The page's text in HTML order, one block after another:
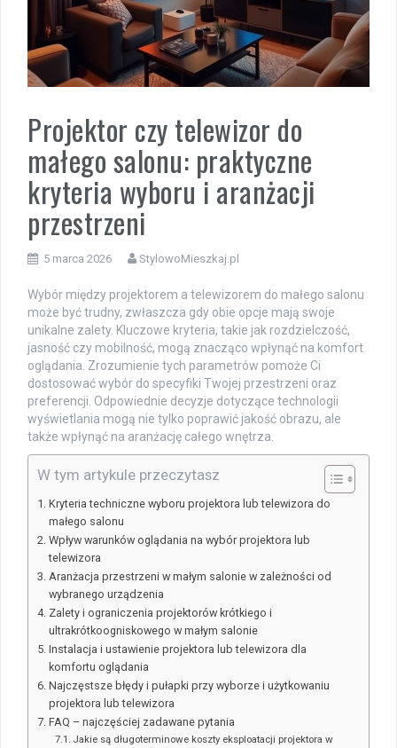
Projektor czy telewizor do
małego salonu: praktyczne
kryteria wyboru i aranżacji
przestrzeni
5 marca 2026 StylowoMieszkaj.pl
Wybór między projektorem a telewizorem do małego salonu
może być trudny, zwłaszcza gdy obie opcje mają swoje
unikalne zalety. Kluczowe kryteria, takie jak rozdzielczość,
jasność czy mobilność, mogą znacząco wpłynąć na komfort
oglądania. Zrozumienie tych parametrów pomoże Ci
dostosować wybór do specyfiki Twojej przestrzeni oraz
preferencji. Odpowiednie decyzje dotyczące technologii
wyświetlania mogą nie tylko poprawić jakość obrazu, ale
także wpłynąć na aranżację całego wnętrza.
W tym artykule przeczytasz
Kryteria techniczne wyboru projektora lub telewizora do
małego salonu
Wpływ warunków oglądania na wybór projektora lub
telewizora
Aranżacja przestrzeni w małym salonie w zależności od
wybranego urządzenia
Zalety i ograniczenia projektorów krótkiego i
ultrakrótkoogniskowego w małym salonie
Instalacja i ustawienie projektora lub telewizora dla
komfortu oglądania
Najczęstsze błędy i pułapki przy wyborze i użytkowaniu
projektora lub telewizora
FAQ – najczęściej zadawane pytania
Jakie są długoterminowe koszty eksploatacji projektora w